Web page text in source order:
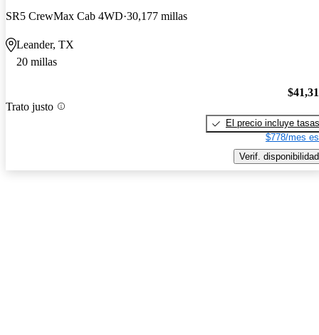
SR5 CrewMax Cab 4WD 30,177 millas
Leander, TX
20 millas
Trato justo
El precio incluye tasas
$778/mes
Verif. disponibilidad